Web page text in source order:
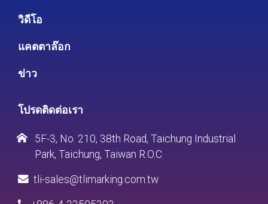
วิดีโอ
แคตตาล๊อก
ข่าว
โปรดติดต่อเรา
5F-3, No. 210, 38th Road, Taichung Industrial
Park, Taichung, Taiwan R.O.C
tli-sales@tlimarking.com.tw